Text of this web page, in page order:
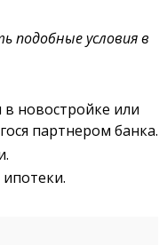
подобные условия в
в новостройке или
партнером банка.